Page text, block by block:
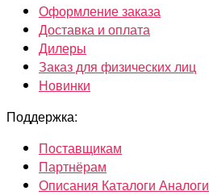
Оформление заказа
Доставка и оплата
Дилеры
Заказ для физических лиц
Новинки
Поддержка:
Поставщикам
Партнёрам
Описания Каталоги Аналоги